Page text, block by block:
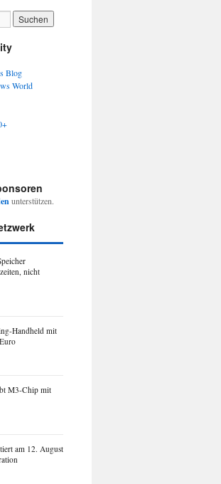
Blog
World
unterstützen.
nicht
Handheld mit
M3-Chip mit
am 12. August